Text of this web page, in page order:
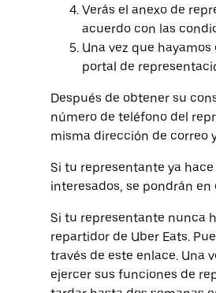
Verás el anexo de
acuerdo con las
Una vez que
portal de
Después de obtener su
número de teléfono del
misma dirección de correo
Si tu representante ya
interesados, se pondrán
Si tu representante nunca
repartidor de Uber Eats.
través de este enlace. Una
ejercer sus funciones de